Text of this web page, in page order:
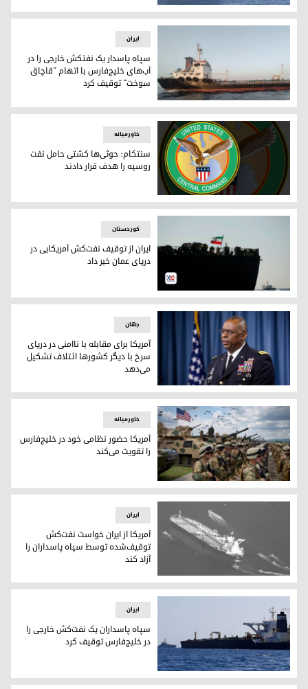
یک کشتی تجاری در اثر حمله‌ی حوثی‌ها آتش گرفت
سپاه پاسدار یک نفتکش خارجی را در آب‌های خلیج‌فارس با
ایران
سپاه پاسدار یک نفتکش خارجی را در
آب‌های خلیج‌فارس با اتهام "قاچاق
سوخت" توقیف کرد
نشان سنتکام
خاورمیانه
سنتکام: حوثی‌ها کشتی حامل نفت
روسیه را هدف قرار دادند
ایران از توقیف نفت‌کش آمریکایی در دریای عمان خبر داد
کوردستان
ایران از توقیف نفت‌کش آمریکایی در
دریای عمان خبر داد
لوید آستین وزیر دفاع آمریکا
جهان
آمریکا برای مقابله با ناامنی در دریای
سرخ با دیگر کشورها ائتلاف تشکیل
می‌دهد
آمریکا حضور نظامی خود در خلیج‌فارس را تقویت می‌کند
خاورمیانه
آمریکا حضور نظامی خود در خلیج‌فارس
را تقویت می‌کند
نفت‌ کش توقیف شده توسط سپاه پاسداران
ایران
آمریکا از ایران خواست نفت‌کش
توقیف‌شده توسط سپاه پاسداران را
آزاد کند
سپاه پاسداران یک نفت‌کش خارجی را در خلیج‌فارس توقیف کرد
ایران
سپاه پاسداران یک نفت‌کش خارجی را
در خلیج‌فارس توقیف کرد